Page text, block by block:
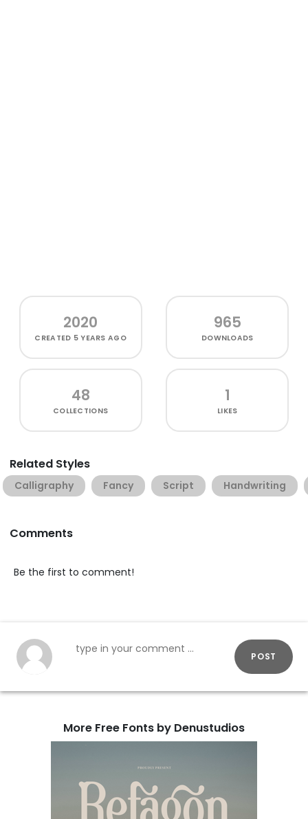
2020
CREATED 5 YEARS AGO
965
DOWNLOADS
48
COLLECTIONS
1
LIKES
Related Styles
Calligraphy Fancy Script Handwriting
Comments
Be the first to comment!
POST
More Free Fonts by Denustudios